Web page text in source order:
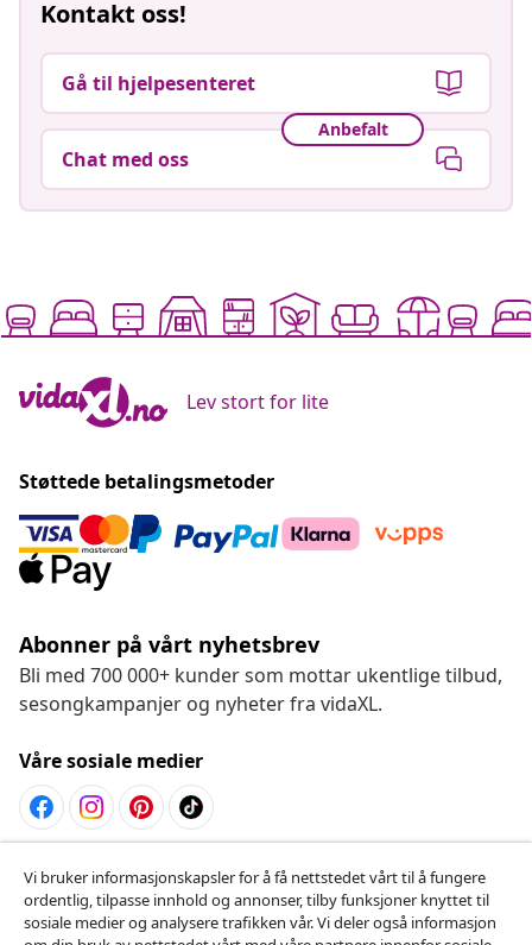
Kontakt oss!
Gå til hjelpesenteret
Anbefalt
Chat med oss
Lev stort for lite
Støttede betalingsmetoder
Abonner på vårt nyhetsbrev
Bli med 700 000+ kunder som mottar ukentlige tilbud,
sesongkampanjer og nyheter fra vidaXL.
Våre sosiale medier
Angre på kontrakten
Send inn en angrerett for bestillingen din.
Vi bruker informasjonskapsler for å få nettstedet vårt til å fungere
ordentlig, tilpasse innhold og annonser, tilby funksjoner knyttet til
sosiale medier og analysere trafikken vår. Vi deler også informasjon